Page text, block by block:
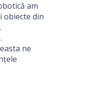
am
obiecte din
ne